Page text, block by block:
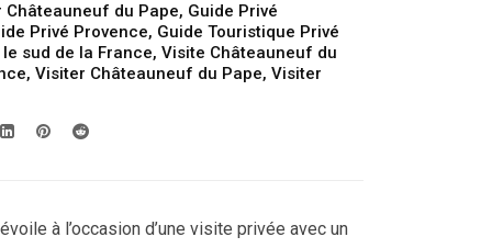
du Pape, Guide Privé
Privé Provence, Guide Touristique Privé
sud de la France, Visite Châteauneuf du
, Visiter Châteauneuf du Pape, Visiter
à l’occasion d’une visite privée avec un